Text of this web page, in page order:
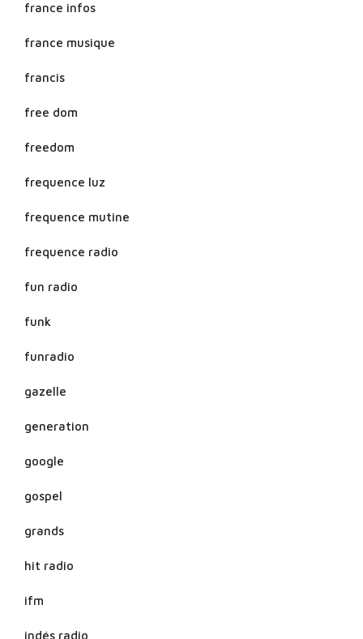
france infos
france musique
francis
free dom
freedom
frequence luz
frequence mutine
frequence radio
fun radio
funk
funradio
gazelle
generation
google
gospel
grands
hit radio
ifm
indés radio